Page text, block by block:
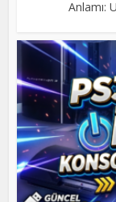
Anlamı: